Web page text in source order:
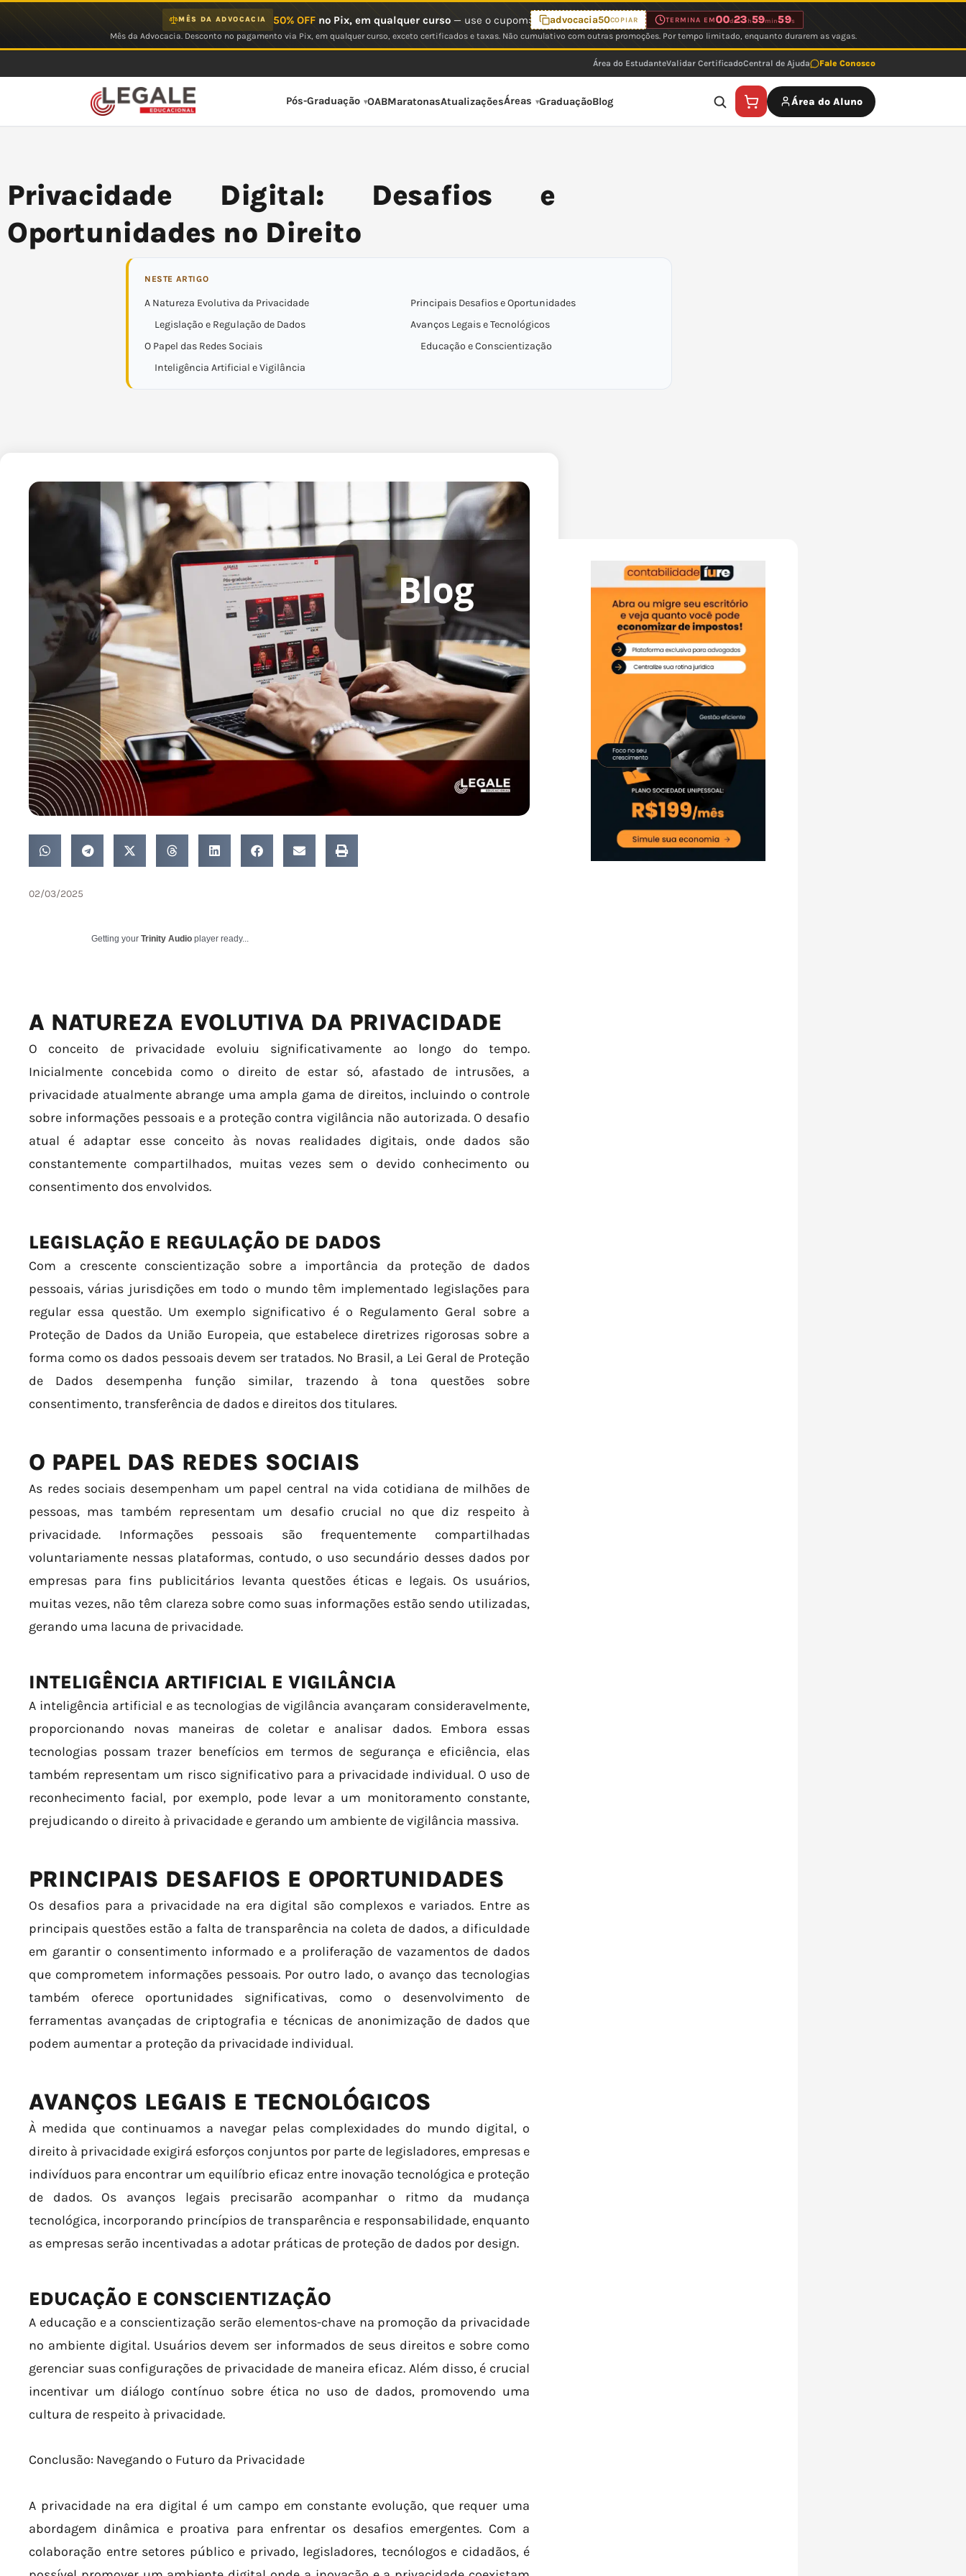
MÊS DA ADVOCACIA 50% OFFno Pix, em qualquer curso— use o cupom: advocacia50COPIAR TERMINA EM00d23 h59min59s
Mês da Advocacia. Desconto no pagamento via Pix, em qualquer curso, exceto certificados e taxas. Não cumulativo com outras promoções. Por tempo limitado, enquanto durarem as vagas.
Área do EstudanteValidar CertificadoCentral de Ajuda Fale Conosco
Pós-Graduação OABMaratonasAtualizaçõesÁreas GraduaçãoBlog Área do Aluno
Privacidade Digital: Desafios e
Oportunidades no Direito
NESTE ARTIGO
A Natureza Evolutiva da Privacidade
Legislação e Regulação de Dados
O Papel das Redes Sociais
Inteligência Artificial e Vigilância
Principais Desafios e Oportunidades
Avanços Legais e Tecnológicos
Educação e Conscientização
02/03/2025
Getting your Trinity Audio player ready...
A NATUREZA EVOLUTIVA DA PRIVACIDADE
O conceito de privacidade evoluiu significativamente ao longo do tempo.
Inicialmente concebida como o direito de estar só, afastado de intrusões, a
privacidade atualmente abrange uma ampla gama de direitos, incluindo o controle
sobre informações pessoais e a proteção contra vigilância não autorizada. O desafio
atual é adaptar esse conceito às novas realidades digitais, onde dados são
constantemente compartilhados, muitas vezes sem o devido conhecimento ou
consentimento dos envolvidos.
LEGISLAÇÃO E REGULAÇÃO DE DADOS
Com a crescente conscientização sobre a importância da proteção de dados
pessoais, várias jurisdições em todo o mundo têm implementado legislações para
regular essa questão. Um exemplo significativo é o Regulamento Geral sobre a
Proteção de Dados da União Europeia, que estabelece diretrizes rigorosas sobre a
forma como os dados pessoais devem ser tratados. No Brasil, a Lei Geral de Proteção
de Dados desempenha função similar, trazendo à tona questões sobre
consentimento, transferência de dados e direitos dos titulares.
O PAPEL DAS REDES SOCIAIS
As redes sociais desempenham um papel central na vida cotidiana de milhões de
pessoas, mas também representam um desafio crucial no que diz respeito à
privacidade. Informações pessoais são frequentemente compartilhadas
voluntariamente nessas plataformas, contudo, o uso secundário desses dados por
empresas para fins publicitários levanta questões éticas e legais. Os usuários,
muitas vezes, não têm clareza sobre como suas informações estão sendo utilizadas,
gerando uma lacuna de privacidade.
INTELIGÊNCIA ARTIFICIAL E VIGILÂNCIA
A inteligência artificial e as tecnologias de vigilância avançaram consideravelmente,
proporcionando novas maneiras de coletar e analisar dados. Embora essas
tecnologias possam trazer benefícios em termos de segurança e eficiência, elas
também representam um risco significativo para a privacidade individual. O uso de
reconhecimento facial, por exemplo, pode levar a um monitoramento constante,
prejudicando o direito à privacidade e gerando um ambiente de vigilância massiva.
PRINCIPAIS DESAFIOS E OPORTUNIDADES
Os desafios para a privacidade na era digital são complexos e variados. Entre as
principais questões estão a falta de transparência na coleta de dados, a dificuldade
em garantir o consentimento informado e a proliferação de vazamentos de dados
que comprometem informações pessoais. Por outro lado, o avanço das tecnologias
também oferece oportunidades significativas, como o desenvolvimento de
ferramentas avançadas de criptografia e técnicas de anonimização de dados que
podem aumentar a proteção da privacidade individual.
AVANÇOS LEGAIS E TECNOLÓGICOS
À medida que continuamos a navegar pelas complexidades do mundo digital, o
direito à privacidade exigirá esforços conjuntos por parte de legisladores, empresas e
indivíduos para encontrar um equilíbrio eficaz entre inovação tecnológica e proteção
de dados. Os avanços legais precisarão acompanhar o ritmo da mudança
tecnológica, incorporando princípios de transparência e responsabilidade, enquanto
as empresas serão incentivadas a adotar práticas de proteção de dados por design.
EDUCAÇÃO E CONSCIENTIZAÇÃO
A educação e a conscientização serão elementos-chave na promoção da privacidade
no ambiente digital. Usuários devem ser informados de seus direitos e sobre como
gerenciar suas configurações de privacidade de maneira eficaz. Além disso, é crucial
incentivar um diálogo contínuo sobre ética no uso de dados, promovendo uma
cultura de respeito à privacidade.
Conclusão: Navegando o Futuro da Privacidade
A privacidade na era digital é um campo em constante evolução, que requer uma
abordagem dinâmica e proativa para enfrentar os desafios emergentes. Com a
colaboração entre setores público e privado, legisladores, tecnólogos e cidadãos, é